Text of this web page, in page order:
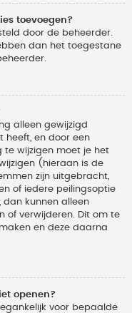
toevoegen?
door de beheerder.
dan het toegestane
alleen gewijzigd
heeft, en door een
te wijzigen moet je het
(hieraan is de
zijn uitgebracht,
of iedere peilingsoptie
dan kunnen alleen
of verwijderen. Dit om te
en deze daarna
openen?
voor bepaalde